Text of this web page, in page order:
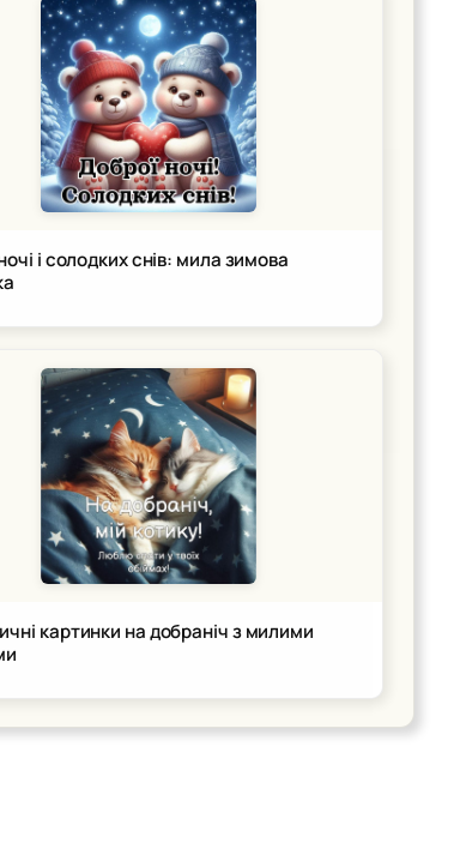
і солодких снів: мила зимова
картинки на добраніч з милими